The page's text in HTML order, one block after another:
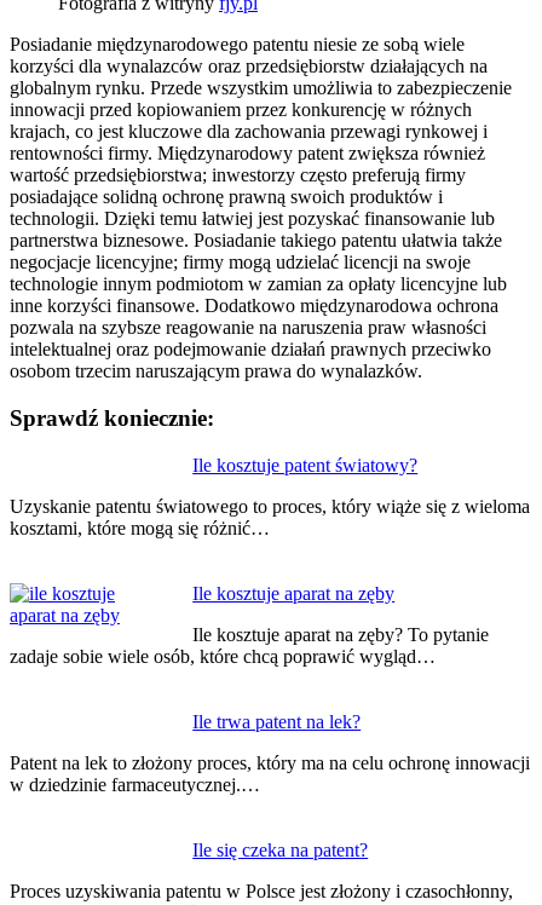
Posiadanie międzynarodowego patentu niesie ze sobą wiele
korzyści dla wynalazców oraz przedsiębiorstw działających na
globalnym rynku. Przede wszystkim umożliwia to zabezpieczenie
innowacji przed kopiowaniem przez konkurencję w różnych
krajach, co jest kluczowe dla zachowania przewagi rynkowej i
rentowności firmy. Międzynarodowy patent zwiększa również
wartość przedsiębiorstwa; inwestorzy często preferują firmy
posiadające solidną ochronę prawną swoich produktów i
technologii. Dzięki temu łatwiej jest pozyskać finansowanie lub
partnerstwa biznesowe. Posiadanie takiego patentu ułatwia także
negocjacje licencyjne; firmy mogą udzielać licencji na swoje
technologie innym podmiotom w zamian za opłaty licencyjne lub
inne korzyści finansowe. Dodatkowo międzynarodowa ochrona
pozwala na szybsze reagowanie na naruszenia praw własności
intelektualnej oraz podejmowanie działań prawnych przeciwko
osobom trzecim naruszającym prawa do wynalazków.
Sprawdź koniecznie:
Ile kosztuje patent światowy?
Uzyskanie patentu światowego to proces, który wiąże się z wieloma
kosztami, które mogą się różnić…
Ile kosztuje aparat na zęby
Ile kosztuje aparat na zęby? To pytanie
zadaje sobie wiele osób, które chcą poprawić wygląd…
Ile trwa patent na lek?
Patent na lek to złożony proces, który ma na celu ochronę innowacji
w dziedzinie farmaceutycznej.…
Ile się czeka na patent?
Proces uzyskiwania patentu w Polsce jest złożony i czasochłonny,
wpisu